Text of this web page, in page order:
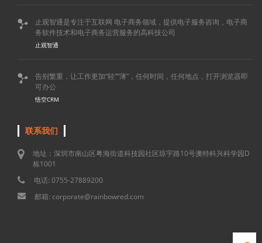

止观智通是专注于互联网 电子商务领域，提供电子服务咨询，电子商
务软件技术和电子商务运营服务的高科技公司
止观智通

告别繁重，让工作更加“轻”“薄”，任何时间，任何地点，打开浏览器即
可办公
悟空CRM
联系我们
地址：深圳市南山区粤海街道科技园社区琼宇路10号澳特科兴科学园D
栋1001
电话: 0755-27889200
邮箱: corporate@rainbowred.com